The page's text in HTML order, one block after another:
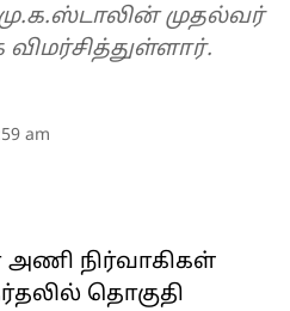
முதல்வர்
am
அணி நிர்வாகிகள்
தொகுதி